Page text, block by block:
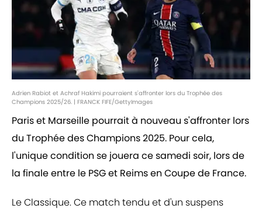
Adrien Rabiot et Achraf Hakimi pourraient s'affronter lors du Trophée des
Champions 2025/26. | FRANCK FIFE/GettyImages
Paris et Marseille pourrait à nouveau s'affronter lors
du Trophée des Champions 2025. Pour cela,
l'unique condition se jouera ce samedi soir, lors de
la finale entre le PSG et Reims en Coupe de France.
Le Classique. Ce match tendu et d'un suspens